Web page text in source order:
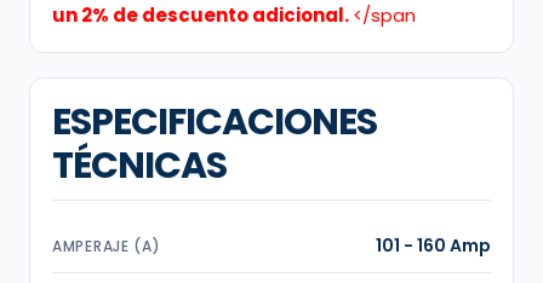
un 2% de descuento adicional.</span
ESPECIFICACIONES
TÉCNICAS
AMPERAJE (A) 101 - 160 Amp